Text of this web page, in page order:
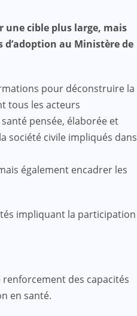
une cible plus large, mais
au Ministère de
pour déconstruire la
tous les acteurs
pensée, élaborée et
société civile impliqués dans
également encadrer les
impliquant la participation
des capacités
en santé.